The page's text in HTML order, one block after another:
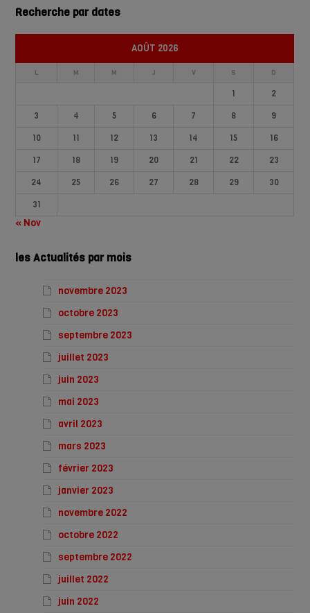
Recherche par dates
AOÛT 2026
L M M J V S D
1
2
3
4 5 6 7 8
9
10
11 12 13 14 15
16
17
18 19 20 21 22
23
24
25 26 27 28 29
30
31
« Nov
les Actualités par mois
novembre 2023
octobre 2023
septembre 2023
juillet 2023
juin 2023
mai 2023
avril 2023
mars 2023
février 2023
janvier 2023
novembre 2022
octobre 2022
septembre 2022
juillet 2022
juin 2022